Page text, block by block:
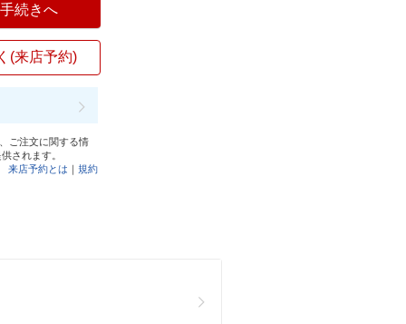
続きへ
(来店予約)
ご注文に関する情
されます。
来店予約とは ｜規約